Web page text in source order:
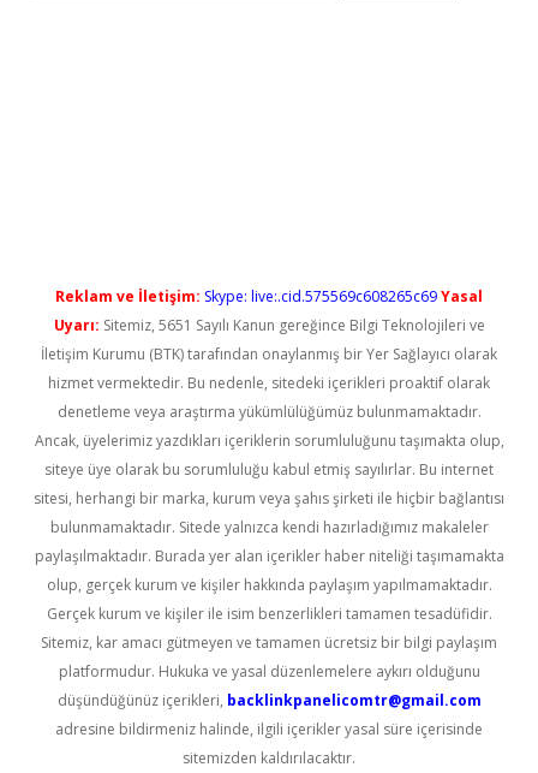
Reklam ve İletişim: Skype: live:.cid.575569c608265c69Yasal
Uyarı: Sitemiz, 5651 Sayılı Kanun gereğince Bilgi Teknolojileri ve
İletişim Kurumu (BTK) tarafından onaylanmış bir Yer Sağlayıcı olarak
hizmet vermektedir. Bu nedenle, sitedeki içerikleri proaktif olarak
denetleme veya araştırma yükümlülüğümüz bulunmamaktadır.
Ancak, üyelerimiz yazdıkları içeriklerin sorumluluğunu taşımakta olup,
siteye üye olarak bu sorumluluğu kabul etmiş sayılırlar. Bu internet
sitesi, herhangi bir marka, kurum veya şahıs şirketi ile hiçbir bağlantısı
bulunmamaktadır. Sitede yalnızca kendi hazırladığımız makaleler
paylaşılmaktadır. Burada yer alan içerikler haber niteliği taşımamakta
olup, gerçek kurum ve kişiler hakkında paylaşım yapılmamaktadır.
Gerçek kurum ve kişiler ile isim benzerlikleri tamamen tesadüfidir.
Sitemiz, kar amacı gütmeyen ve tamamen ücretsiz bir bilgi paylaşım
platformudur. Hukuka ve yasal düzenlemelere aykırı olduğunu
düşündüğünüz içerikleri, backlinkpanelicomtr@gmail.com
adresine bildirmeniz halinde, ilgili içerikler yasal süre içerisinde
sitemizden kaldırılacaktır.